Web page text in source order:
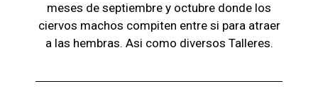
meses de septiembre y octubre donde los
ciervos machos compiten entre si para atraer
a las hembras. Asi como diversos Talleres.